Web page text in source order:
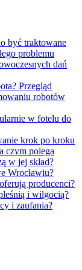
być traktowane
problemu
dań
Przegląd
robotów
w fotelu do
krok po kroku
czym polega
w jej skład?
Wrocławiu?
producenci?
i wilgocią?
i zaufania?